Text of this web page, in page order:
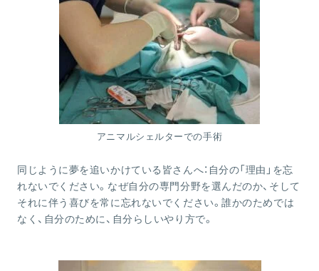
アニマルシェルターでの手術
同じように夢を追いかけている皆さんへ：自分の「理由」を忘
れないでください。なぜ自分の専門分野を選んだのか、そして
それに伴う喜びを常に忘れないでください。誰かのためでは
なく、自分のために、自分らしいやり方で。